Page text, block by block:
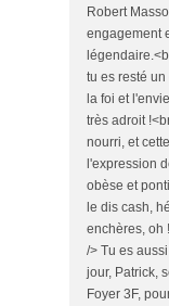
Robert
engagement
tu es resté
la foi et
très adroit
nourri, et
l'expression
obèse et
le dis cash,
enchères, oh
/> Tu es
jour, Patrick,
Foyer 3F,